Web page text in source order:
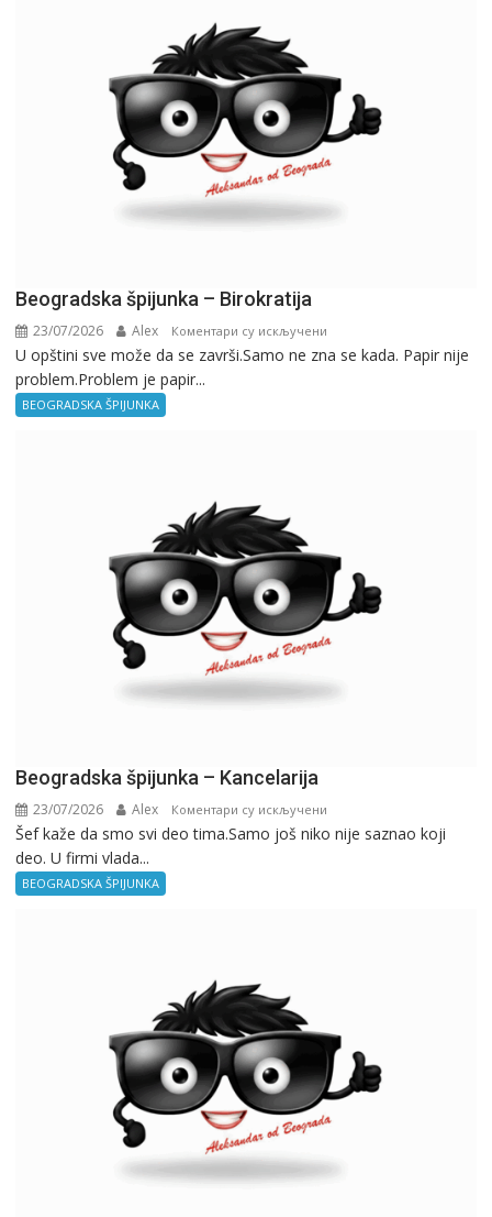
Beogradska špijunka – Birokratija
23/07/2026 Alex Коментари су искључени
Beogradska
U opštini sve može da se završi.Samo ne zna se kada. Papir nije
problem.Problem je papir...
BEOGRADSKA ŠPIJUNKA
Beogradska špijunka – Kancelarija
23/07/2026 Alex Коментари су искључени
Beogradska
Šef kaže da smo svi deo tima.Samo još niko nije saznao koji
deo. U firmi vlada...
BEOGRADSKA ŠPIJUNKA